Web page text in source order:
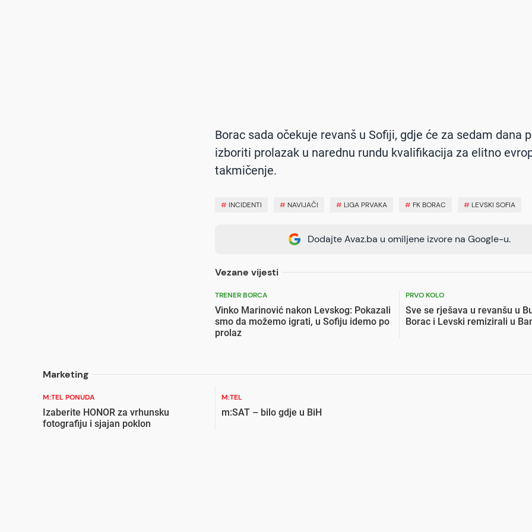
Borac sada očekuje revanš u Sofiji, gdje će za sedam dana
izboriti prolazak u narednu rundu kvalifikacija za elitno
takmičenje.
# INCIDENTI # NAVIJAČI # LIGA PRVAKA # FK BORAC # LEVSKI SOFIA
Dodajte Avaz.ba u omiljene izvore na Google-u.
Vezane vijesti
TRENER BORCA
Vinko Marinović nakon Levskog: Pokazali
smo da možemo igrati, u Sofiju idemo po
prolaz
PRVO KOLO
Sve se rješava u revanšu u
Borac i Levski remizirali u
Marketing
M:TEL PONUDA
Izaberite HONOR za vrhunsku
fotografiju i sjajan poklon
M:TEL
m:SAT – bilo gdje u BiH